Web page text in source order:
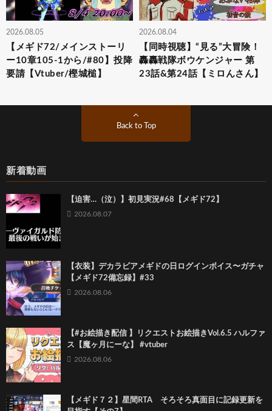
2026.08.05
【メギド72/メインストーリ
ー10章105-1から/#80】投降
要請【Vtuber/樫城槌】
2026.08.04
【同時視聴】“見る”大冒険！
轟轟戦隊ボウケンジャー 第
23話&第24話【ミロんさん】
Back to Top
新着動画
【迫害…（泣）】初見実況#68【メギド72】
2026.08.07
【衣装】デカラビアメギドの日ログインボイス〜ガチャ
【メギド72備忘録】#33
2026.08.06
【#お絵描き配信 】リクエストお絵描きVol.6.5 ハルファ
ス【魔ヶ月にーな】 #vtuber
2026.08.06
【メギド７２】星間RTA そろそろ真面目に記録更新を